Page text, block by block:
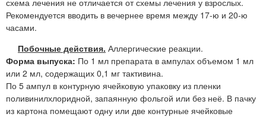
схема лечения не отличается от схемы лечения у взрослых.
Рекомендуется вводить в вечернее время между 17-ю и 20-ю
часами.
Побочные действия. Аллергические реакции.
Форма выпуска: По 1 мл препарата в ампулах объемом 1 мл
или 2 мл, содержащих 0,1 мг тактивина.
По 5 ампул в контурную ячейковую упаковку из пленки
поливинилхлоридной, запаянную фольгой или без неё. В пачку
из картона помещают одну или две контурные ячейковые